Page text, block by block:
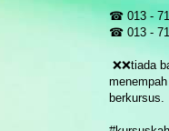
☎ 013 -
☎ 013 -
❌❌tiada
berkursus.